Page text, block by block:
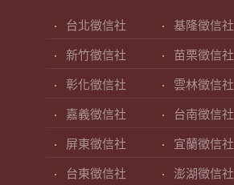
台北徵信社 基隆徵信社
新竹徵信社 苗栗徵信社
彰化徵信社 雲林徵信社
嘉義徵信社 台南徵信社
屏東徵信社 宜蘭徵信社
台東徵信社 澎湖徵信社